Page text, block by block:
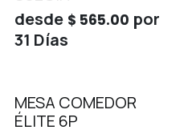
desde $ 565.00 por
31 Días
MESA COMEDOR
ÉLITE 6P